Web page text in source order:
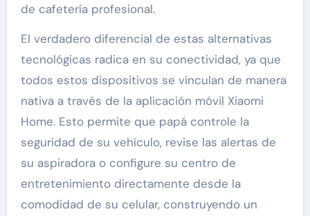
de cafetería profesional.
El verdadero diferencial de estas alternativas
tecnológicas radica en su conectividad, ya que
todos estos dispositivos se vinculan de manera
nativa a través de la aplicación móvil Xiaomi
Home. Esto permite que papá controle la
seguridad de su vehículo, revise las alertas de
su aspiradora o configure su centro de
entretenimiento directamente desde la
comodidad de su celular, construyendo un